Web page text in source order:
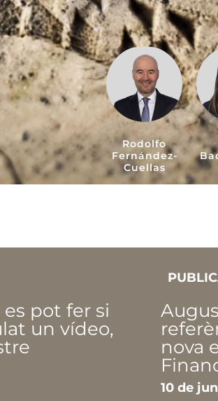
Rodolfo
Fernández-
Cuellas
pot fer si
un vídeo,
nova
10 de